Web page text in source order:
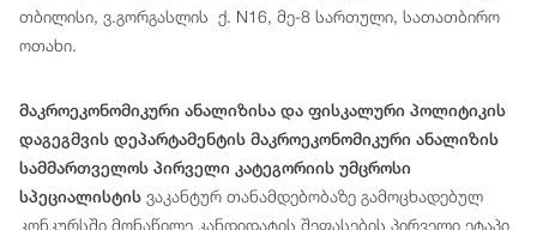
თბილისი, ვ.გორგასლის ქ. N16, მე-8 სართული, სათათბირო
ოთახი.
მაკროეკონომიკური ანალიზისა და ფისკალური პოლიტიკის
დაგეგმვის დეპარტამენტის მაკროეკონომიკური ანალიზის
სამმართველოს პირველი კატეგორიის უმცროსი
სპეციალისტის ვაკანტურ თანამდებობაზე გამოცხადებულ
კონკურსში მონაწილე კანდიდატის შეფასების პირველი ეტაპი